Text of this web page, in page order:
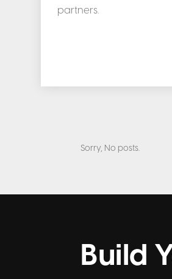
partners.
Sorry, No posts.
Build